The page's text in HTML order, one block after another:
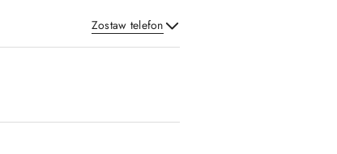
Zostaw telefon
Wyślij